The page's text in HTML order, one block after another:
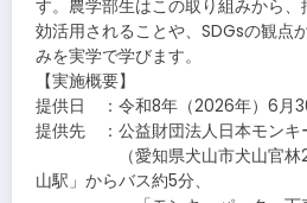
す。農学部生はこの取り組みから
効活用されることや、SDGsの観点
みを実学で学びます。
【実施概要】
提供日 ：令和8年（2026年）6月
提供先 ：公益財団法人日本モンキ
（愛知県犬山市犬山官林26
山駅」からバス約5分、